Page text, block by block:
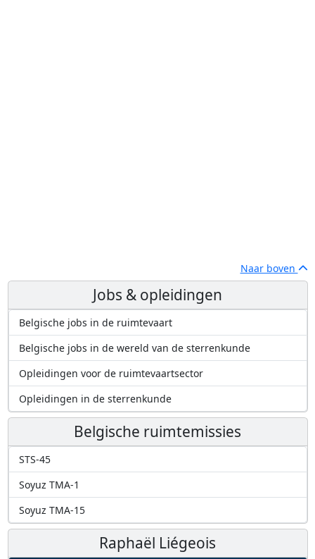
Naar boven
Jobs & opleidingen
Belgische jobs in de ruimtevaart
Belgische jobs in de wereld van de sterrenkunde
Opleidingen voor de ruimtevaartsector
Opleidingen in de sterrenkunde
Belgische ruimtemissies
STS-45
Soyuz TMA-1
Soyuz TMA-15
Raphaël Liégeois